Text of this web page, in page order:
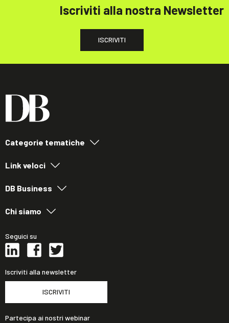
Iscriviti alla nostra Newsletter
ISCRIVITI
Categorie tematiche
Link veloci
DB Business
Chi siamo
Seguici su
Iscriviti alla newsletter
ISCRIVITI
Partecipa ai nostri webinar